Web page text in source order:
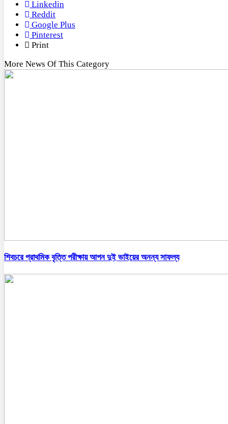
Linkedin
Reddit
Google Plus
Pinterest
Print
More News Of This Category
শিবচরে প্রাথমিক বৃত্তি পরীক্ষায় আপন দুই ভাইয়ের অনন্য সাফল্য